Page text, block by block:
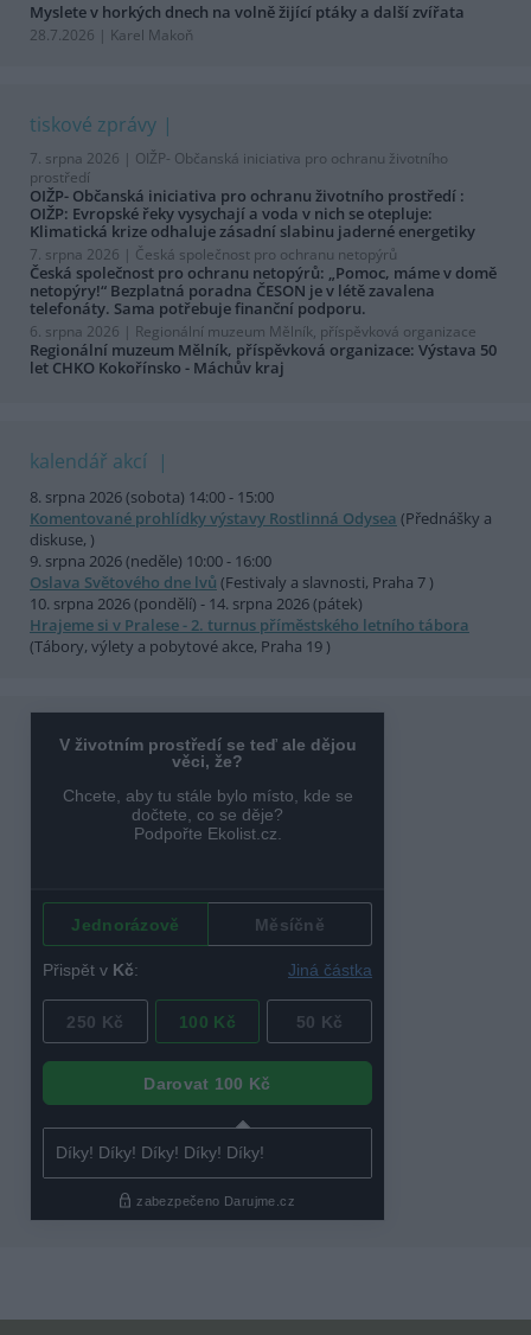
Myslete v horkých dnech na volně žijící ptáky a další zvířata
28.7.2026 | Karel Makoň
tiskové zprávy
7. srpna 2026 | OIŽP- Občanská iniciativa pro ochranu životního
prostředí
OIŽP- Občanská iniciativa pro ochranu životního prostředí :
OIŽP: Evropské řeky vysychají a voda v nich se otepluje:
Klimatická krize odhaluje zásadní slabinu jaderné energetiky
7. srpna 2026 | Česká společnost pro ochranu netopýrů
Česká společnost pro ochranu netopýrů: „Pomoc, máme v domě
netopýry!“ Bezplatná poradna ČESON je v létě zavalena
telefonáty. Sama potřebuje finanční podporu.
6. srpna 2026 | Regionální muzeum Mělník, příspěvková organizace
Regionální muzeum Mělník, příspěvková organizace: Výstava 50
let CHKO Kokořínsko - Máchův kraj
kalendář akcí
8. srpna 2026 (sobota) 14:00 - 15:00
Komentované prohlídky výstavy Rostlinná Odysea (Přednášky a
diskuse, )
9. srpna 2026 (neděle) 10:00 - 16:00
Oslava Světového dne lvů (Festivaly a slavnosti, Praha 7 )
10. srpna 2026 (pondělí) - 14. srpna 2026 (pátek)
Hrajeme si v Pralese - 2. turnus příměstského letního tábora
(Tábory, výlety a pobytové akce, Praha 19 )